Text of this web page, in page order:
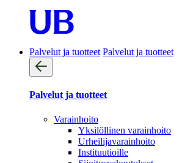
Palvelut ja tuotteet Palvelut ja tuotteet
Palvelut ja tuotteet
Varainhoito
Yksilöllinen varainhoito
Urheilijavarainhoito
Instituutioille